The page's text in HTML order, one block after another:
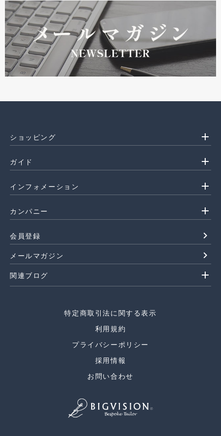
ショッピング add
ガイド add
インフォメーション add
カンパニー add
会員登録 navigate_next
メールマガジン navigate_next
関連ブログ add
特定商取引法に関する表示
利用規約
プライバシーポリシー
採用情報
お問い合わせ